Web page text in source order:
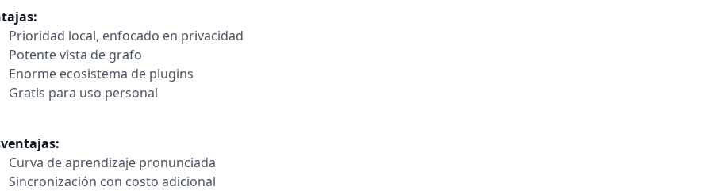
Prioridad local, enfocado en privacidad
Potente vista de grafo
Enorme ecosistema de plugins
Gratis para uso personal
Curva de aprendizaje pronunciada
Sincronización con costo adicional